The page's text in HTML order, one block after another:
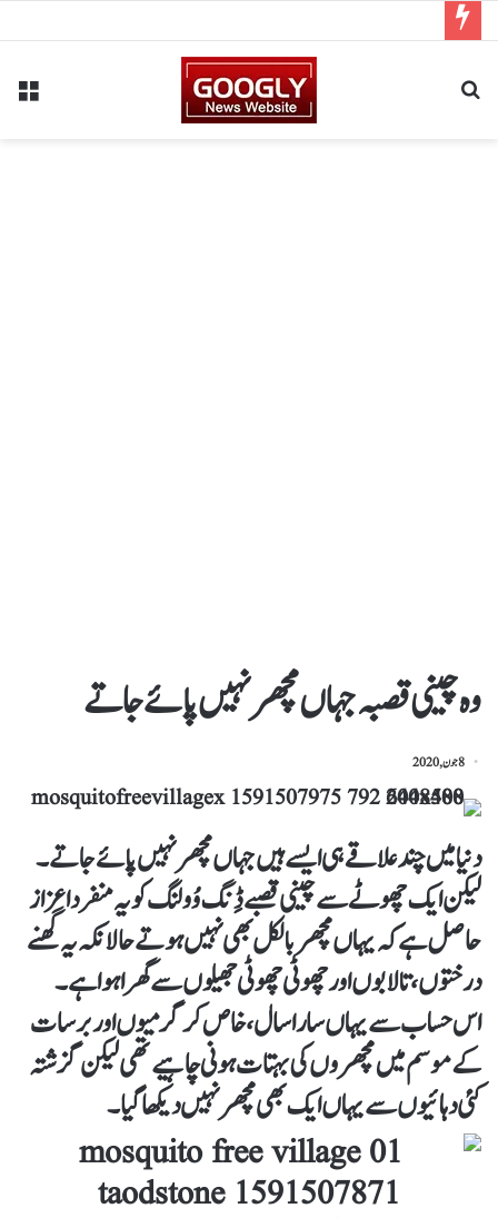
وہ چینی قصبہ جہاں مچھر نہیں پائے جاتے
8 جون, 2020
دنیا میں چند علاقے ہی ایسے ہیں جہاں مچھر نہیں پائے جاتے۔
لیکن ایک چھوٹے سے چینی قصبے ڈِنگ وُولنگ کو یہ منفرد اعزاز
حاصل ہے کہ یہاں مچھر بالکل بھی نہیں ہوتے حالانکہ یہ گھنے
درختوں، تالابوں اور چھوٹی چھوٹی جھیلوں سے گھرا ہوا ہے۔
اس حساب سے یہاں سارا سال، خاص کر گرمیوں اور برسات
کے موسم میں مچھروں کی بہتات ہونی چاہیے تھی لیکن گزشتہ
کئی دہائیوں سے یہاں ایک بھی مچھر نہیں دیکھا گیا۔